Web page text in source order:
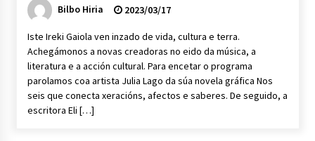
Bilbo Hiria 2023/03/17
Iste Ireki Gaiola ven inzado de vida, cultura e terra.
Achegámonos a novas creadoras no eido da música, a
literatura e a acción cultural. Para encetar o programa
parolamos coa artista Julia Lago da súa novela gráfica Nos
seis que conecta xeracións, afectos e saberes. De seguido, a
escritora Eli […]